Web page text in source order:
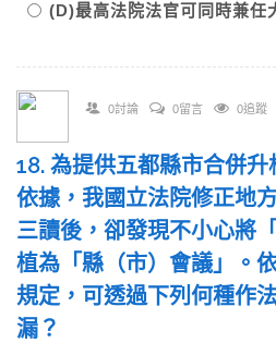
(D)最高法院法官可同時兼任
0討論 0留言 0追蹤
18. 為提供五都縣市合併升
依據，我國立法院修正地
三讀後，卻發現不小心將
植為「縣（市）會議」。
規定，可透過下列何種作
漏？